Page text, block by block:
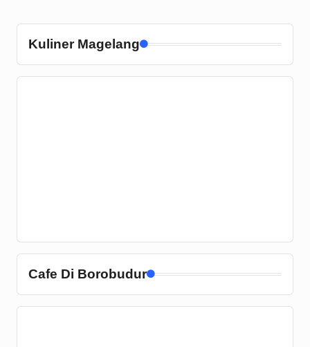
Kuliner Magelang
Cafe Di Borobudur